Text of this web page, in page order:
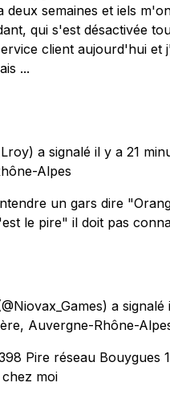
deux semaines et iels
qui s'est désactivée
client aujourd'hui et
...
a signalé il y a 21
Alpes
un gars dire
le pire" il doit pas
a signalé
Auvergne-Rhône-
Pire réseau Bouygues
moi